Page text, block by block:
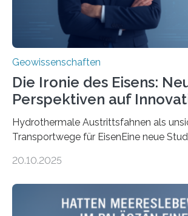
Geowissenschaften
Die Ironie des Eisens:
Perspektiven auf
Hydrothermale Austrittsfahnen als
Transportwege für EisenEine neue
Umweltwissenschaften der Universität
Stoffkreislauf im Ozean prägen. Die
20.10.2025